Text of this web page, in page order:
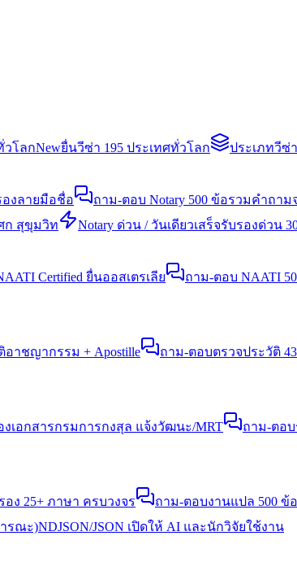
วโลกNewยื่นวีซ่า 195 ประเทศทั่วโลก ประเภทวีซ่า
งลายมือชื่อ ถาม-ตอบ Notary 500 ข้อรวมคำถาม
ก สุขุมวิท Notary ด่วน / วันเดียวเสร็จรับรองด่วน
Certified ยื่นออสเตรเลีย ถาม-ตอบ NAATI
อาชญากรรม + Apostille ถาม-ตอบตรวจประวัติ
งเอกสารกรมการกงสุล แจ้งวัฒนะ/MRT ถาม-ตอบ
อง 25+ ภาษา ครบวงจร ถาม-ตอบงานแปล 500 ข้อ
ารณะ)NDJSON/JSON เปิดให้ AI และนักวิจัยใช้งาน